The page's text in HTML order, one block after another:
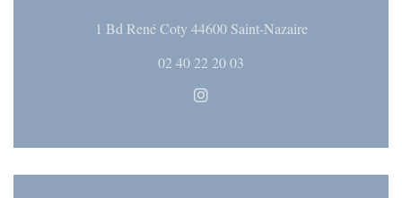
1 Bd René Coty 44600 Saint-Nazaire((apre una
02 40 22 20 03
Instagram ((apre una nuova